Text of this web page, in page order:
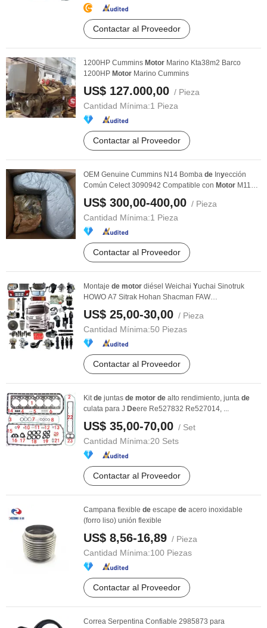
Contactar al Proveedor
1200HP Cummins Motor Marino Kta38m2 Barco
1200HP Motor Marino Cummins
US$ 127.000,00 / Pieza
Cantidad Mínima:1 Pieza
Contactar al Proveedor
OEM Genuine Cummins N14 Bomba de Inyección
Común Celect 3090942 Compatible con Motor M11
N14 L10 ISM ...
US$ 300,00-400,00 / Pieza
Cantidad Mínima:1 Pieza
Contactar al Proveedor
Montaje de motor diésel Weichai Yuchai Sinotruk
HOWO A7 Sitrak Hohan Shacman FAW
Dongfeng/Wp12/Wp10 ...
US$ 25,00-30,00 / Pieza
Cantidad Mínima:50 Piezas
Contactar al Proveedor
Kitde juntas de motor de alto rendimiento, junta de
culata para J Deere Re527832 Re527014, ...
US$ 35,00-70,00 / Set
Cantidad Mínima:20 Sets
Contactar al Proveedor
Campana flexible de escape de acero inoxidable
(forro liso) unión flexible
US$ 8,56-16,89 / Pieza
Cantidad Mínima:100 Piezas
Contactar al Proveedor
Correa Serpentina Confiable 2985873 para